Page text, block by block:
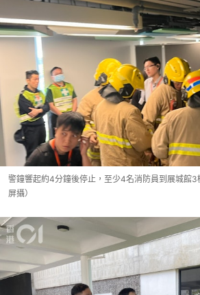
警鐘響起約4分鐘後停止，至少4名消防員到展城館
屏攝）